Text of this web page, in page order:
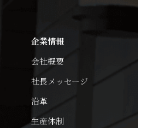
企業情報
会社概要
社長メッセージ
沿革
生産体制